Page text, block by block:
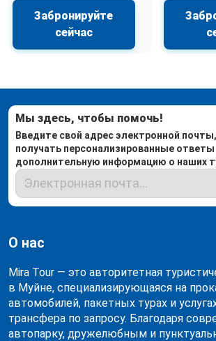
Забронируйте
сейчас
Мы здесь, чтобы помочь!
Введите свой адрес электронной
получать персонализированные ответы
дополнительную информацию о наших
О нас
Mira Tour — это авторитетная
в Муйне, специализирующаяся на
автомобилей, пакетных турах и
трансфера по запросу. Благодаря
автопарку, дружелюбным и